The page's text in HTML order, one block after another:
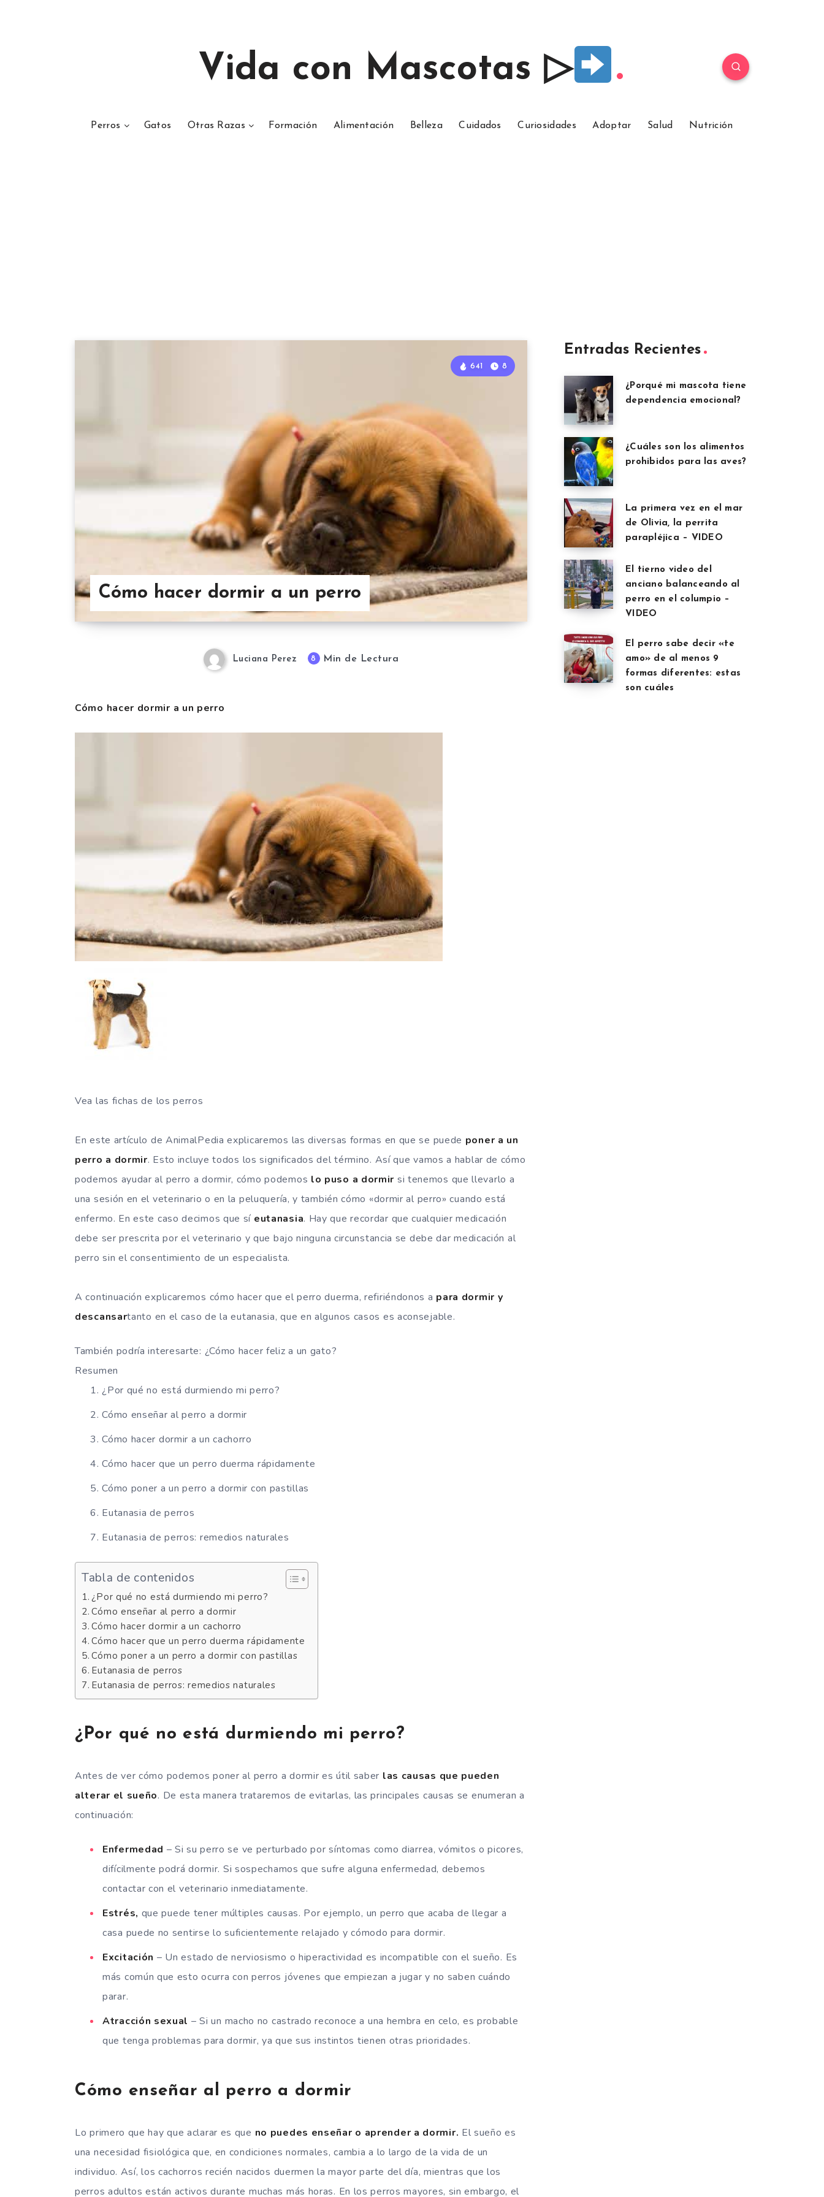
Vida con Mascotas ▷
Perros Gatos Otras Razas Formación Alimentación Belleza Cuidados Curiosidades Adoptar Salud Nutrición
Cómo hacer dormir a un perro
641 8
Luciana Perez 8 Min de Lectura
Cómo hacer dormir a un perro
Vea las fichas de los perros
En este artículo de AnimalPedia explicaremos las diversas formas en que se puede poner a un
perro a dormir. Esto incluye todos los significados del término. Así que vamos a hablar de cómo
podemos ayudar al perro a dormir, cómo podemos lo puso a dormir si tenemos que llevarlo a
una sesión en el veterinario o en la peluquería, y también cómo «dormir al perro» cuando está
enfermo. En este caso decimos que sí eutanasia. Hay que recordar que cualquier medicación
debe ser prescrita por el veterinario y que bajo ninguna circunstancia se debe dar medicación al
perro sin el consentimiento de un especialista.
A continuación explicaremos cómo hacer que el perro duerma, refiriéndonos a para dormir y
descansartanto en el caso de la eutanasia, que en algunos casos es aconsejable.
También podría interesarte: ¿Cómo hacer feliz a un gato?
Resumen
¿Por qué no está durmiendo mi perro?
Cómo enseñar al perro a dormir
Cómo hacer dormir a un cachorro
Cómo hacer que un perro duerma rápidamente
Cómo poner a un perro a dormir con pastillas
Eutanasia de perros
Eutanasia de perros: remedios naturales
Tabla de contenidos
¿Por qué no está durmiendo mi perro?
Cómo enseñar al perro a dormir
Cómo hacer dormir a un cachorro
Cómo hacer que un perro duerma rápidamente
Cómo poner a un perro a dormir con pastillas
Eutanasia de perros
Eutanasia de perros: remedios naturales
¿Por qué no está durmiendo mi perro?
Antes de ver cómo podemos poner al perro a dormir es útil saber las causas que pueden
alterar el sueño. De esta manera trataremos de evitarlas, las principales causas se enumeran a
continuación:
Enfermedad – Si su perro se ve perturbado por síntomas como diarrea, vómitos o picores,
difícilmente podrá dormir. Si sospechamos que sufre alguna enfermedad, debemos
contactar con el veterinario inmediatamente.
Estrés, que puede tener múltiples causas. Por ejemplo, un perro que acaba de llegar a
casa puede no sentirse lo suficientemente relajado y cómodo para dormir.
Excitación – Un estado de nerviosismo o hiperactividad es incompatible con el sueño. Es
más común que esto ocurra con perros jóvenes que empiezan a jugar y no saben cuándo
parar.
Atracción sexual – Si un macho no castrado reconoce a una hembra en celo, es probable
que tenga problemas para dormir, ya que sus instintos tienen otras prioridades.
Cómo enseñar al perro a dormir
Lo primero que hay que aclarar es que no puedes enseñar o aprender a dormir. El sueño es
una necesidad fisiológica que, en condiciones normales, cambia a lo largo de la vida de un
individuo. Así, los cachorros recién nacidos duermen la mayor parte del día, mientras que los
perros adultos están activos durante muchas más horas. En los perros mayores, sin embargo, el
Entradas Recientes
¿Porqué mi mascota tiene
dependencia emocional?
¿Cuáles son los alimentos
prohibidos para las aves?
La primera vez en el mar
de Olivia, la perrita
parapléjica – VIDEO
El tierno video del
anciano balanceando al
perro en el columpio –
VIDEO
El perro sabe decir «te
amo» de al menos 9
formas diferentes: estas
son cuáles